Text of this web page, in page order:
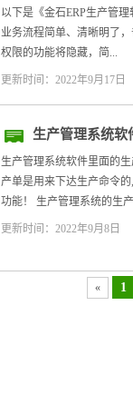
以下是《金石ERP生产管
业务流程简单、清晰明了
权限的功能将隐藏，简...
更新时间：2022年9月17日
生产管理系统软
生产管理系统软件里面的
产单是用来下达生产命令
功能！ 生产管理系统的生
更新时间：2022年9月8日
« 1